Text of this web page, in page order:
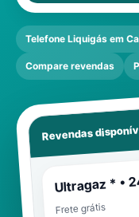
Telefone Liquigás em
Compare revendas
Revendas
Ultragaz * •
Frete grátis